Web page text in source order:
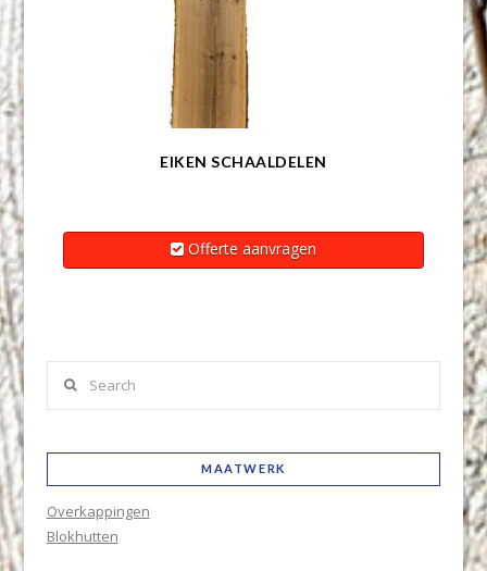
EIKEN SCHAALDELEN
Offerte aanvragen
MAATWERK
Overkappingen
Blokhutten